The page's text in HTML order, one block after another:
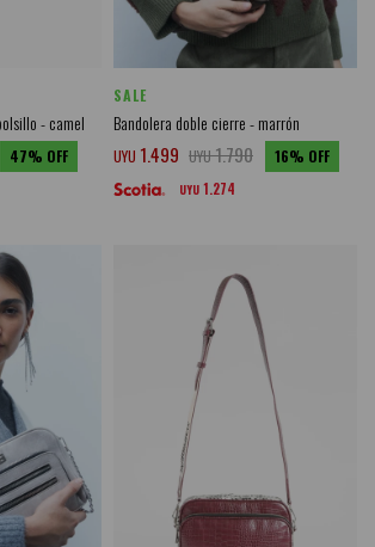
- camel
47
SALE
Bandolera doble cierre - marrón
UYU 1.499 UYU1.790 16
UYU 1.274